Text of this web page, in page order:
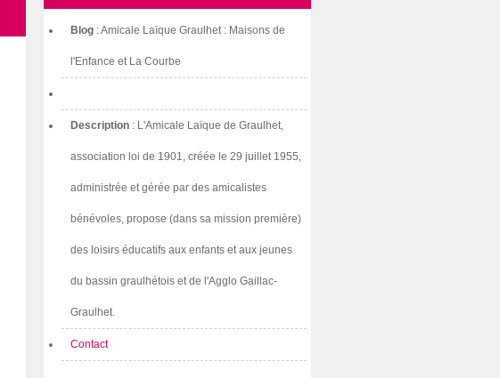
Blog : Amicale Laïque Graulhet : Maisons de
l'Enfance et La Courbe
Description : L'Amicale Laïque de Graulhet,
association loi de 1901, créée le 29 juillet 1955,
administrée et gérée par des amicalistes
bénévoles, propose (dans sa mission première)
des loisirs éducatifs aux enfants et aux jeunes
du bassin graulhétois et de l'Agglo Gaillac-
Graulhet.
Contact